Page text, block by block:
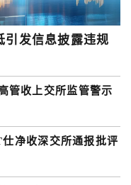
引发信息披露违规
管收上交所监管警示
净收深交所通报批评